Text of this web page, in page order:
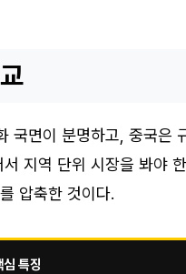
국면이 분명하고, 중국은
지역 단위 시장을 봐야
압축한 것이다.
심 특징